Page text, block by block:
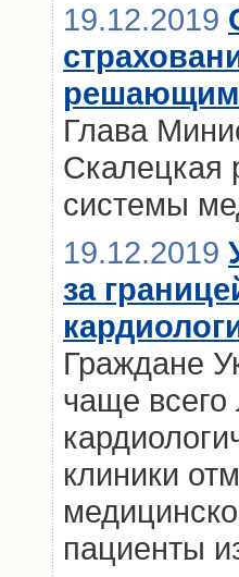
19.12.2019
решающим
Глава
Скалецкая
системы
19.12.2019
за
Граждане
чаще всего
клиники
пациенты